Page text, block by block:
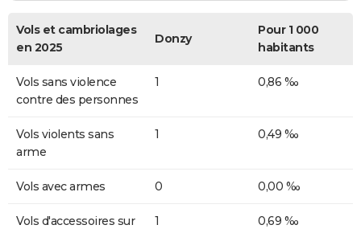
Vols et cambriolages
en 2025
Donzy
Pour 1 000
habitants
Vols sans violence
contre des personnes
1 0,86 ‰
Vols violents sans
arme
1 0,49 ‰
Vols avec armes 0 0,00 ‰
Vols d'accessoires sur
1 0,69 ‰